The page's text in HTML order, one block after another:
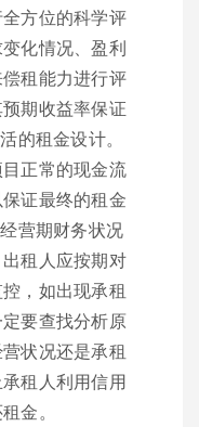
方位的科学评
化情况、盈利
租能力进行评
期收益率保证
的租金设计。
正常的现金流
证最终的租金
营期财务状况
租人应按期对
，如出现承租
要查找分析原
状况还是承租
租人利用信用
金。